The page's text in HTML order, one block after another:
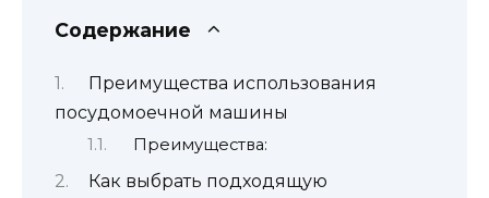
Содержание
Преимущества использования
посудомоечной машины
Преимущества:
Как выбрать подходящую